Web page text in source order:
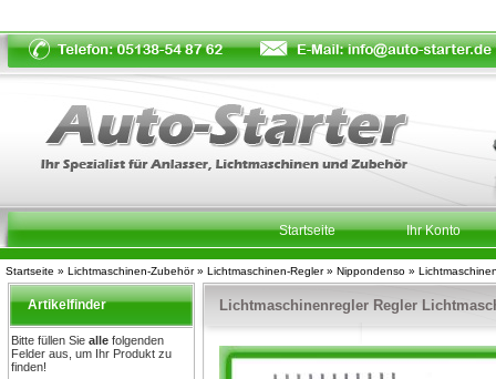
Startseite » Lichtmaschinen-Zubehör» Lichtmaschinen-Regler» Nippondenso »
Startseite Ihr Konto
Artikelfinder
Bitte füllen Sie alle folgenden
Felder aus, um Ihr Produkt zu
finden!
Lichtmaschinenregler Regler